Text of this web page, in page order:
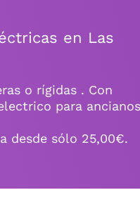
en Las
o rígidas . Con
para ancianos
desde sólo 25,00€.